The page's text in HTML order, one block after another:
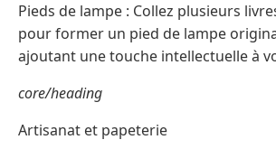
Pieds de lampe : Collez plusieurs
pour former un pied de lampe
ajoutant une touche intellectuelle à
core/heading
Artisanat et papeterie